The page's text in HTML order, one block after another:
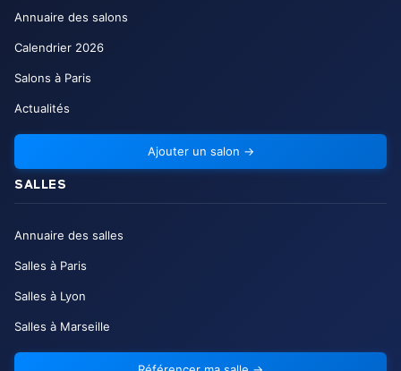
Annuaire des salons
Calendrier 2026
Salons à Paris
Actualités
Ajouter un salon →
SALLES
Annuaire des salles
Salles à Paris
Salles à Lyon
Salles à Marseille